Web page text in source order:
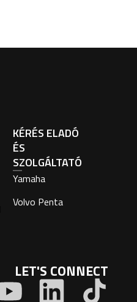
KÉRÉS ELADÓ
ÉS
SZOLGÁLTATÓ
Yamaha
Volvo Penta
LET'S CONNECT